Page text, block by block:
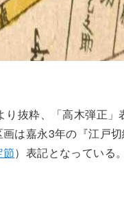
り抜粋、「高木弾正」
は嘉永3年の『江戸
節）表記となっている